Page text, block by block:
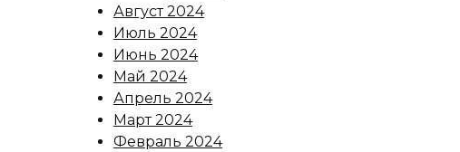
Август 2024
Июль 2024
Июнь 2024
Май 2024
Апрель 2024
Март 2024
Февраль 2024